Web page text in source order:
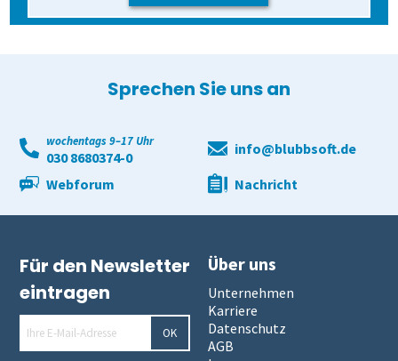
Sprechen Sie uns an
wochentags 9–17 Uhr
030 8680374-0
info@blubbsoft.de
Webforum
Nachricht
Für den Newsletter
eintragen
OK
Über uns
Unternehmen
Karriere
Datenschutz
AGB